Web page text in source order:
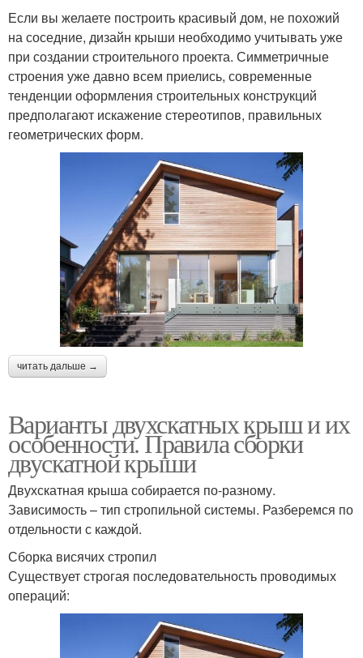
Если вы желаете построить красивый дом, не похожий
на соседние, дизайн крыши необходимо учитывать уже
при создании строительного проекта. Симметричные
строения уже давно всем приелись, современные
тенденции оформления строительных конструкций
предполагают искажение стереотипов, правильных
геометрических форм.
читать дальше →
Варианты двухскатных крыш и их
особенности. Правила сборки
двускатной крыши
Двухскатная крыша собирается по-разному.
Зависимость – тип стропильной системы. Разберемся по
отдельности с каждой.
Сборка висячих стропил
Существует строгая последовательность проводимых
операций: